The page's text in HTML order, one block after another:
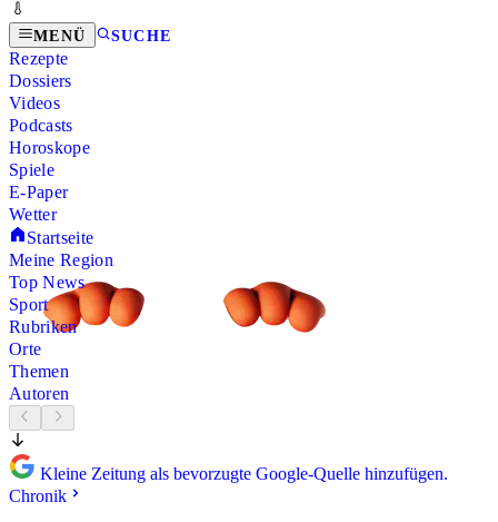
MENÜ SUCHE
Rezepte
Dossiers
Videos
Podcasts
Horoskope
Spiele
E-Paper
Wetter
Startseite
Meine Region
Top News
Sport
Rubriken
Orte
Themen
Autoren
Kleine Zeitung als bevorzugte Google-Quelle hinzufügen.
Chronik